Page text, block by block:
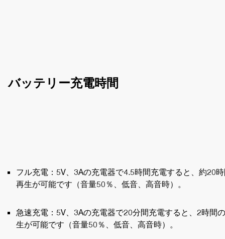
バッテリー充電時間
フル充電：5V、3Aの充電器で4.5時間充電すると、約20
再生が可能です（音量50％、低音、高音時）。
急速充電：5V、3Aの充電器で20分間充電すると、2時間
生が可能です（音量50％、低音、高音時）。